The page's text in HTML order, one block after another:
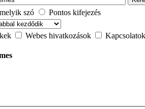
szó
Pontos kifejezés
Webes hivatkozások